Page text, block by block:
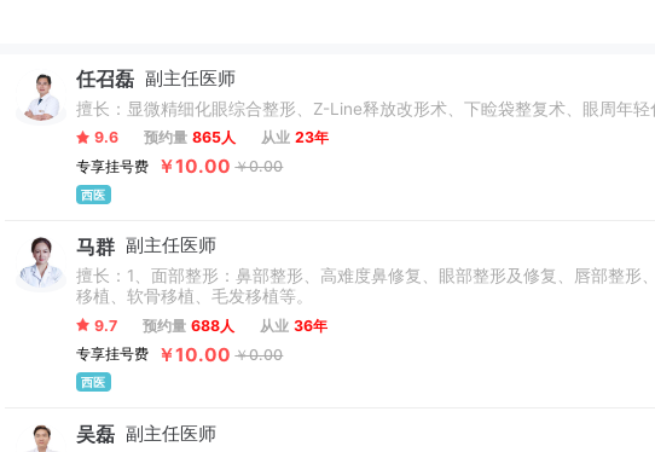
任召磊 副主任医师
擅长：显微精细化眼综合整形、Z-Line释放改形术、下睑袋整复术、眼周年轻
9.6 预约量 865人 从业 23年
专享挂号费
￥10.00 ￥0.00
西医
马群 副主任医师
擅长：1、面部整形：鼻部整形、高难度鼻修复、眼部整形及修复、唇部整
移植、软骨移植、毛发移植等。
9.7 预约量 688人 从业 36年
专享挂号费
￥10.00 ￥0.00
西医
吴磊 副主任医师